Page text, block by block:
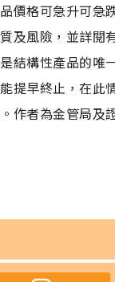
價格可急升可急
及風險，並詳
結構性產品的
提早終止，在
作者為金管局